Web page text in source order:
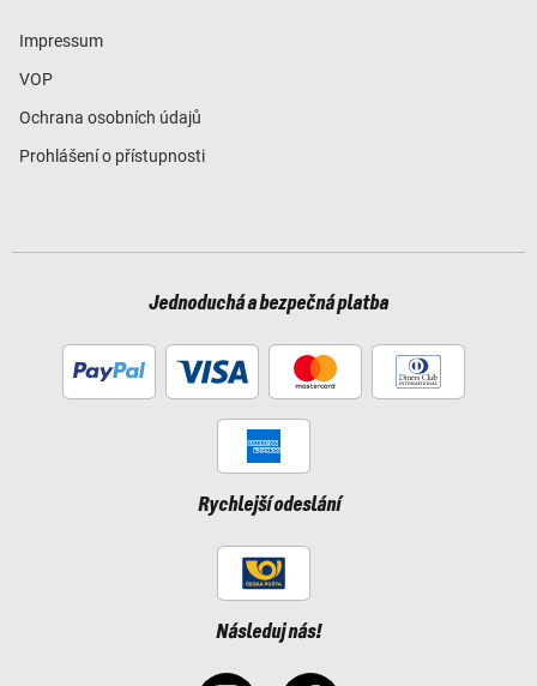
Impressum
VOP
Ochrana osobních údajů
Prohlášení o přístupnosti
Jednoduchá a bezpečná platba
Rychlejší odeslání
Následuj nás!